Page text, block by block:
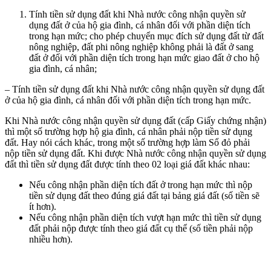
Tính tiền sử dụng đất khi Nhà nước công nhận quyền sử
dụng đất ở của hộ gia đình, cá nhân đối với phần diện tích
trong hạn mức; cho phép chuyển mục đích sử dụng đất từ đất
nông nghiệp, đất phi nông nghiệp không phải là đất ở sang
đất ở đối với phần diện tích trong hạn mức giao đất ở cho hộ
gia đình, cá nhân;
– Tính tiền sử dụng đất khi Nhà nước công nhận quyền sử dụng đất
ở của hộ gia đình, cá nhân đối với phần diện tích trong hạn mức.
Khi Nhà nước công nhận quyền sử dụng đất (cấp Giấy chứng nhận)
thì một số trường hợp hộ gia đình, cá nhân phải nộp tiền sử dụng
đất. Hay nói cách khác, trong một số trường hợp làm Sổ đỏ phải
nộp tiền sử dụng đất. Khi được Nhà nước công nhận quyền sử dụng
đất thì tiền sử dụng đất được tính theo 02 loại giá đất khác nhau:
Nếu công nhận phần diện tích đất ở trong hạn mức thì nộp
tiền sử dụng đất theo đúng giá đất tại bảng giá đất (số tiền sẽ
ít hơn).
Nếu công nhận phần diện tích vượt hạn mức thì tiền sử dụng
đất phải nộp được tính theo giá đất cụ thể (số tiền phải nộp
nhiều hơn).